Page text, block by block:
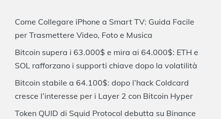
Come Collegare iPhone a Smart TV: Guida Facile
per Trasmettere Video, Foto e Musica
Bitcoin supera i 63.000$ e mira ai 64.000$: ETH e
SOL rafforzano i supporti chiave dopo la volatilità
Bitcoin stabile a 64.100$: dopo l’hack Coldcard
cresce l’interesse per i Layer 2 con Bitcoin Hyper
Token QUID di Squid Protocol debutta su Binance